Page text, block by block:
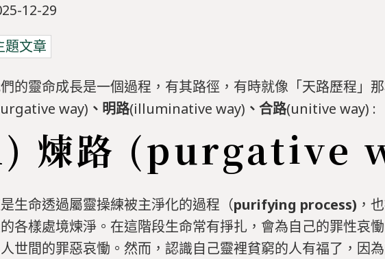
12-29
題文章
的靈命成長是一個過程，有其路徑，有時就像「天路歷程」
way) 、明路(illuminative way) 、合路(unitive way) :
煉路 (purgative
生命透過屬靈操練被主淨化的過程（purifying process) ，
各樣處境煉淨。在這階段生命常有掙扎，會為自己的罪性哀
世間的罪惡哀慟。然而，認識自己靈裡貧窮的人有福了，因